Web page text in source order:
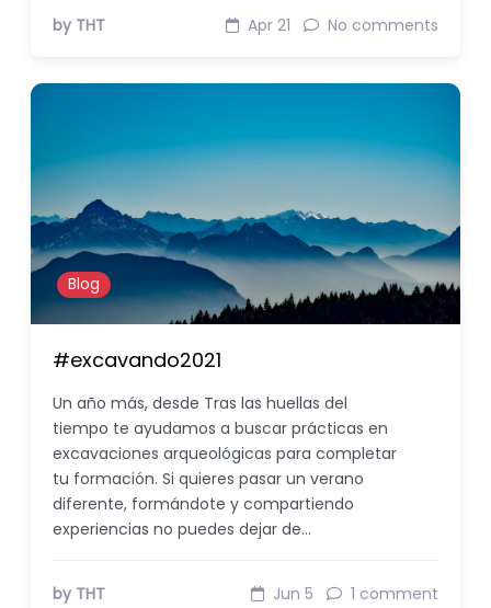
by THT Apr 21 No comments
Blog
#excavando2021
Un año más, desde Tras las huellas del
tiempo te ayudamos a buscar prácticas en
excavaciones arqueológicas para completar
tu formación. Si quieres pasar un verano
diferente, formándote y compartiendo
experiencias no puedes dejar de…
by THT Jun 5 1 comment